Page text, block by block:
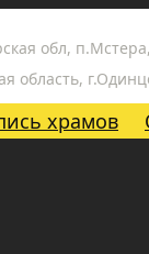
обл,
область,
храмов